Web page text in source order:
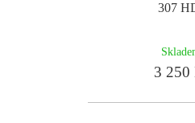
307
3 250